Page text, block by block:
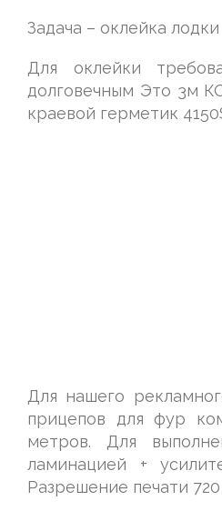
Задача – оклейка
Для оклейки
долговечным Это 3м
краевой герметик
Для нашего
прицепов для фур
метров. Для
ламинацией +
Разрешение печати